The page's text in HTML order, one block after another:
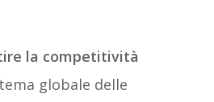
la competitività
globale delle